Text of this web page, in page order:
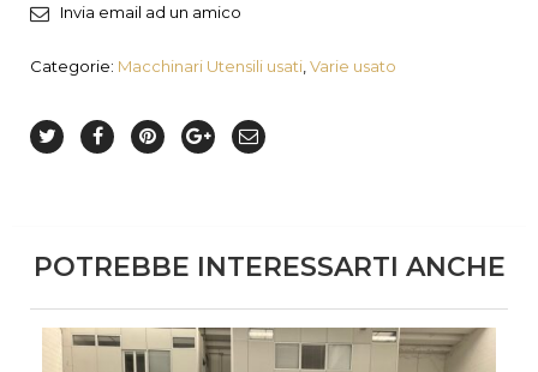
Invia email ad un amico
Categorie: Macchinari Utensili usati Varie usato
POTREBBE INTERESSARTI ANCHE